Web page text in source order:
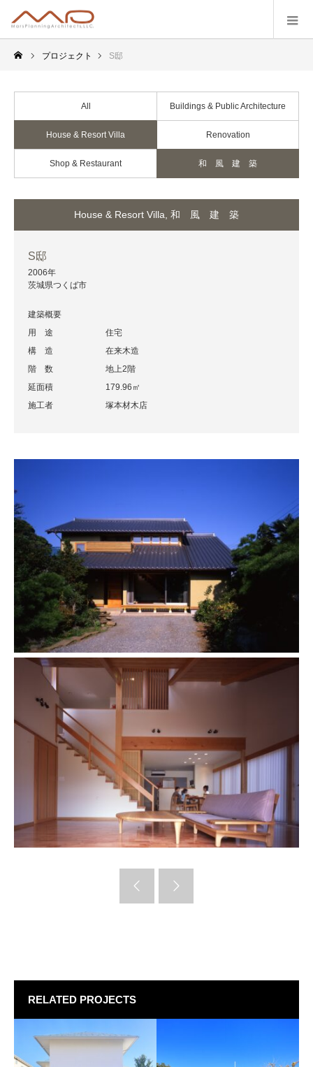
プロジェクト S邸
All Buildings & Public Architecture
House & Resort Villa Renovation
Shop & Restaurant 和 風 建 築
House & Resort Villa 和 風 建 築
S邸
2006年
茨城県つくば市
建築概要
用 途
住宅
構 造
在来木造
階 数
地上2階
延面積
179.96㎡
施工者
塚本材木店
RELATED PROJECTS